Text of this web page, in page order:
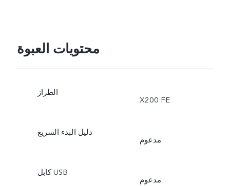
محتويات العبوة
الطراز
X200 FE
دليل البدء السريع
مدعوم
كابل USB
مدعوم